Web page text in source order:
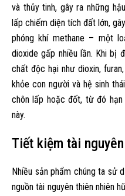
và thủy tinh, gây ra những
lấp chiếm diện tích đất lớn,
phóng khí methane – một
dioxide gấp nhiều lần. Khi bị
chất độc hại như dioxin,
khỏe con người và hệ sinh
chôn lấp hoặc đốt, từ đó
này.
Tiết kiệm tài
Nhiều sản phẩm chúng ta sử
nguồn tài nguyên thiên nhiên